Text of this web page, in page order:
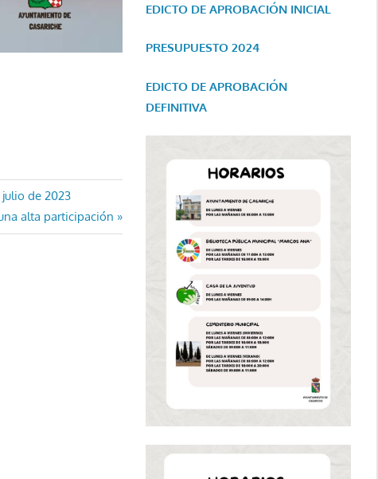
de 2023
alta participación
EDICTO DE APROBACIÓN INICIAL
PRESUPUESTO 2024
EDICTO DE APROBACIÓN
DEFINITIVA